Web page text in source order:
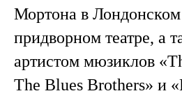
Мортона в
придворном театре, а
артистом мюзиклов
The Blues Brothers» и